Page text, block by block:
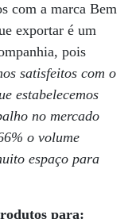
com a marca Bem
exportar é um
pois
satisfeitos com o
estabelecemos
no mercado
o volume
espaço para
para: